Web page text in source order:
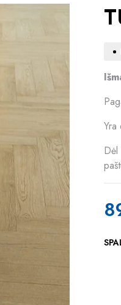
Yra
Dėl